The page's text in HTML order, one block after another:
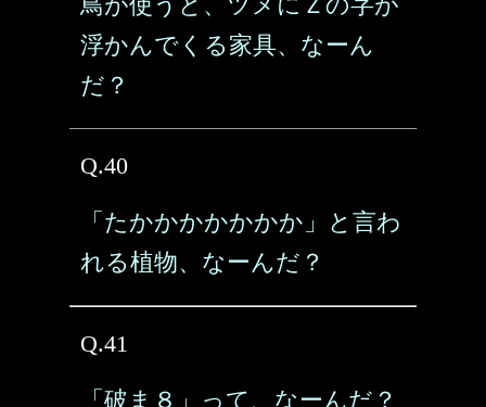
浮かんでくる家具、なーん
だ？
Q.40
「たかかかかかかか」と言わ
れる植物、なーんだ？
Q.41
「破ま８」って、なーんだ？